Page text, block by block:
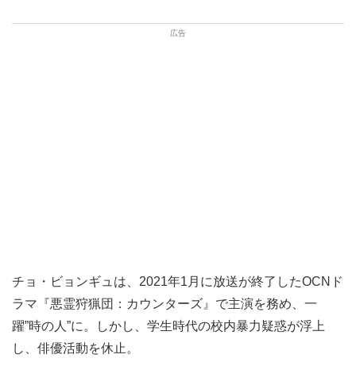
チョ・ビョンギュは、2021年1月に放送が終了したOCNド
ラマ『悪霊狩猟団：カウンターズ』で主演を務め、一
躍”時の人”に。しかし、学生時代の校内暴力疑惑が浮上
し、俳優活動を休止。